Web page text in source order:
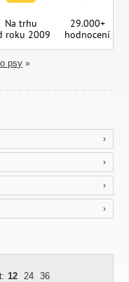
Na trhu
roku 2009
29.000+
hodnocení
psy »
: 12 24 36